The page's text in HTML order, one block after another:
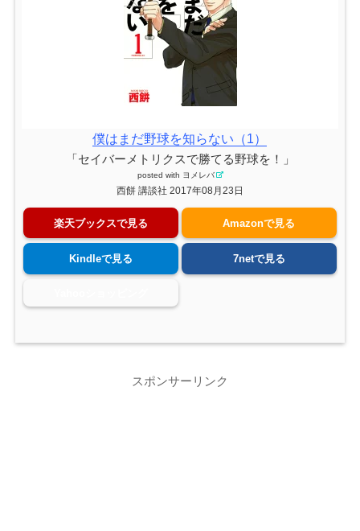
僕はまだ野球を知らない（1）
「セイバーメトリクスで勝てる野球を！」
posted with ヨメレバ
西餅 講談社 2017年08月23日
楽天ブックスで見る Amazonで見る
Kindleで見る 7netで見る
スポンサーリンク